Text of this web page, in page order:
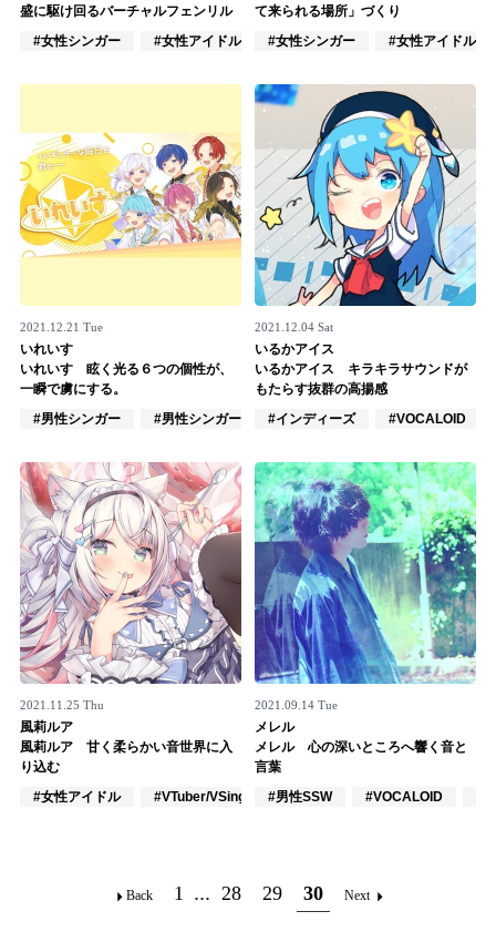
ログイン
muevoクラウドファンディング
muevoコミュニティ
ぶいクラ！by muevo
ぶいマガ！ by muevo
盛に駆け回るバーチャルフェンリル
#女性シンガー
#女性アイドル #VTuber/VSinger
て来られる場所」づくり
#女性シンガー
#女性アイドル
2021.12.21 Tue
いれいす
いれいす 眩く光る６つの個性が、
一瞬で虜にする。
#男性シンガー
#男性シンガーグループ #男性アイドル
2021.12.04 Sat
いるかアイス
いるかアイス キラキラサウンドが
もたらす抜群の高揚感
#インディーズ
#VOCALOID
2021.11.25 Thu
風莉ルア
風莉ルア 甘く柔らかい音世界に入
り込む
#女性アイドル
#VTuber/VSinger #VOCALOID
2021.09.14 Tue
メレル
メレル 心の深いところへ響く音と
言葉
#男性SSW
#VOCALOID
Back 1 ... 28 29 30 Next